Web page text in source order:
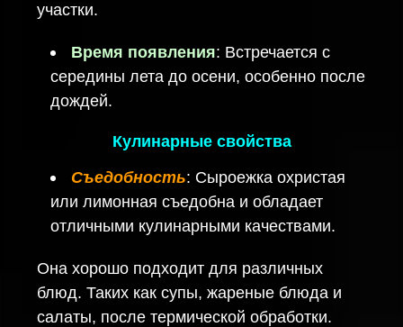
участки.
Время появления: Встречается с
середины лета до осени, особенно после
дождей.
Кулинарные свойства
Съедобность: Сыроежка охристая
или лимонная съедобна и обладает
отличными кулинарными качествами.
Она хорошо подходит для различных
блюд. Таких как супы, жареные блюда и
салаты, после термической обработки.